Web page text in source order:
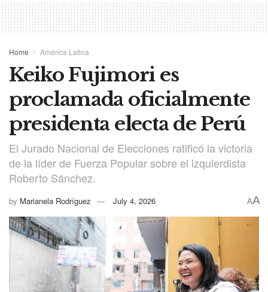
Home América Latina
Keiko Fujimori es
proclamada oficialmente
presidenta electa de Perú
El Jurado Nacional de Elecciones ratificó la victoria
de la líder de Fuerza Popular sobre el izquierdista
Roberto Sánchez.
by Marianela Rodríguez July 4, 2026 AA